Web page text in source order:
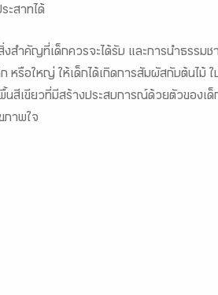
ะสาทได้
งสำคัญที่เด็กควรจะได้รับ และการนำธรรมช
หรือใหญ่ ให้เด็กได้เกิดการสัมผัสกับต้นไม้
สีเขียวที่มีสร้างประสบการณ์ด้วยตัวของเด็
ภาพใจ